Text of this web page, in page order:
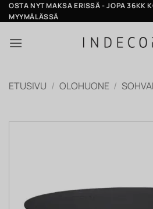
Skip
to
OSTA NYT MAKSA ERISSÄ - JOPA 36KK
MYYMÄLÄSSÄ
ETUSIVU / OLOHUONE /